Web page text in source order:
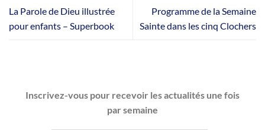
La Parole de Dieu illustrée
pour enfants – Superbook
Programme de la Semaine
Sainte dans les cinq Clochers
Inscrivez-vous pour recevoir les actualités une fois
par semaine